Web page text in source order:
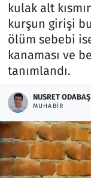
kulak alt
kurşun girişi
ölüm sebebi
kanaması ve
tanımlandı.
NUSRET ODABAŞ
MUHABIR
Otomobil
Oyun
Ramazan
Resmi İlanlar
Rüya
Sağlık